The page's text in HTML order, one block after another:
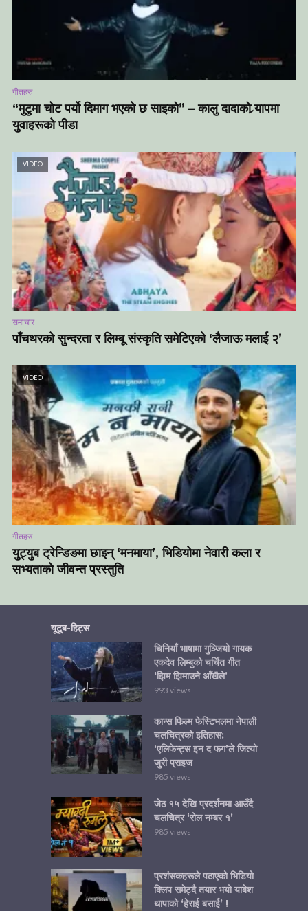
गीतहरु
“मुटुमा चोट पर्यो दिमाग भएको छ साइको” – कालु दादाको र्‍यापमा
युवाहरूको पीडा
VIDEO
समाचार
पाँचथरको सुन्दरता र लिम्बू संस्कृति समेटिएको ‘लैजाऊ मलाई २’
VIDEO
गीतहरु
युट्युब ट्रेन्डिङमा छाइन् ‘मनमाया’, भिडियोमा नेवारी कला र
सभ्यताको जीवन्त प्रस्तुति
यूटूब-हिट्स
चिनियाँ भाषामा गुञ्जियो गायक
एकदेव लिम्बुको चर्चित गीत
‘झिम झिमाउने आँखैले’
993 views
कान्स फिल्म फेस्टिभलमा नेपाली
चलचित्रको इतिहास:
‘एलिफेन्ट्स इन द फग’ले जित्यो
जुरी प्राइज
985 views
जेठ १५ देखि प्रदर्शनमा आउँदै
चलचित्र ‘रोल नम्बर १’
985 views
प्रशंसकहरूले पठाएको भिडियो
क्लिप समेट्दै तयार भयो याबेश
थापाको ‘हेराई बसाई’ !